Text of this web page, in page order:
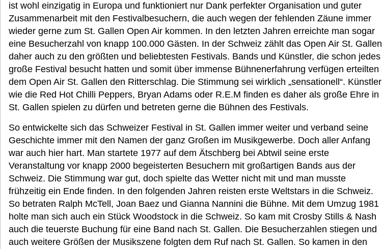
ist wohl einzigatig in Europa und funktioniert nur Dank perfekter Organisation und guter
Zusammenarbeit mit den Festivalbesuchern, die auch wegen der fehlenden Zäune immer
wieder gerne zum St. Gallen Open Air kommen. In den letzten Jahren erreichte man sogar
eine Besucherzahl von knapp 100.000 Gästen. In der Schweiz zählt das Open Air St. Gallen
daher auch zu den größten und beliebtesten Festivals. Bands und Künstler, die schon jedes
große Festival besucht hatten und somit über immense Bühnenerfahrung verfügen erteilten
dem Open Air St. Gallen den Ritterschlag. Die Stimmung sei wirklich „sensationell“. Künstler
wie die Red Hot Chilli Peppers, Bryan Adams oder R.E.M finden es daher als große Ehre in
St. Gallen spielen zu dürfen und betreten gerne die Bühnen des Festivals.
So entwickelte sich das Schweizer Festival in St. Gallen immer weiter und verband seine
Geschichte immer mit den Namen der ganz Großen im Musikgewerbe. Doch aller Anfang
war auch hier hart. Man startete 1977 auf dem Ätschberg bei Abtwil seine erste
Veranstaltung vor knapp 2000 begeisterten Besuchern mit großartigen Bands aus der
Schweiz. Die Stimmung war gut, doch spielte das Wetter nicht mit und man musste
frühzeitig ein Ende finden. In den folgenden Jahren reisten erste Weltstars in die Schweiz.
So betraten Ralph McTell, Joan Baez und Gianna Nannini die Bühne. Mit dem Umzug 1981
holte man sich auch ein Stück Woodstock in die Schweiz. So kam mit Crosby Stills & Nash
auch die teuerste Buchung für eine Band nach St. Gallen. Die Besucherzahlen stiegen und
auch weitere Größen der Musikszene folgten dem Ruf nach St. Gallen. So kamen in den